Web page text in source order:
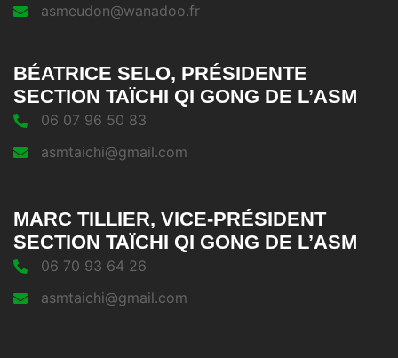
asmeudon@wanadoo.fr
BÉATRICE SELO, PRÉSIDENTE
SECTION TAÏCHI QI GONG DE L’ASM
06 07 96 50 83
asmtaichi@gmail.com
MARC TILLIER, VICE-PRÉSIDENT
SECTION TAÏCHI QI GONG DE L’ASM
06 70 93 64 26
asmtaichi@gmail.com